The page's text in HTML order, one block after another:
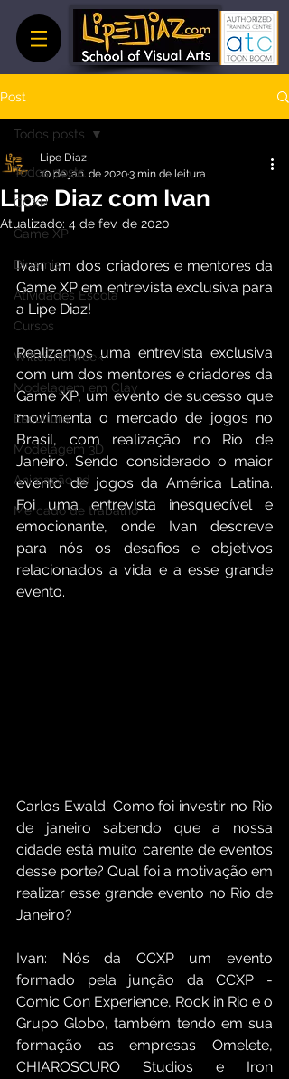
Post
Todos posts
CCXP
Game XP
Dinamis
Atividades Escola
Cursos
Willeisnerweek
Modelagem em Clay
Escultura
Modelagem 3D
Animação 3d
Mercado de trabalho
Todos posts
Lipe Diaz com Ivan
Lipe Diaz
10 de jan. de 20203 min de leitura
Atualizado: 4 de fev. de 2020
Ivan um dos criadores e mentores da
Game XP em entrevista exclusiva para
a Lipe Diaz!
Realizamos uma entrevista exclusiva
com um dos mentores e criadores da
Game XP, um evento de sucesso que
movimenta o mercado de jogos no
Brasil, com realização no Rio de
Janeiro. Sendo considerado o maior
evento de jogos da América Latina.
Foi uma entrevista inesquecível e
emocionante, onde Ivan descreve
para nós os desafios e objetivos
relacionados a vida e a esse grande
evento.
Carlos Ewald: Como foi investir no Rio
de janeiro sabendo que a nossa
cidade está muito carente de eventos
desse porte? Qual foi a motivação em
realizar esse grande evento no Rio de
Janeiro?
Ivan: Nós da CCXP um evento
formado pela junção da CCXP -
Comic Con Experience, Rock in Rio e o
Grupo Globo, também tendo em sua
formação as empresas Omelete,
CHIAROSCURO Studios e Iron